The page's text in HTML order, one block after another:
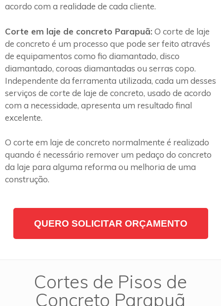
acordo com a realidade de cada cliente.
Corte em laje de concreto Parapuã: O corte de laje
de concreto é um processo que pode ser feito através
de equipamentos como fio diamantado, disco
diamantado, coroas diamantadas ou serras copo.
Independente da ferramenta utilizada, cada um desses
serviços de corte de laje de concreto, usado de acordo
com a necessidade, apresenta um resultado final
excelente.
O corte em laje de concreto normalmente é realizado
quando é necessário remover um pedaço do concreto
da laje para alguma reforma ou melhoria de uma
construção.
QUERO SOLICITAR ORÇAMENTO
Cortes de Pisos de
Concreto Parapuã